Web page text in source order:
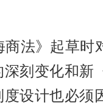
法》起草时
刻变化和新
设计也必须